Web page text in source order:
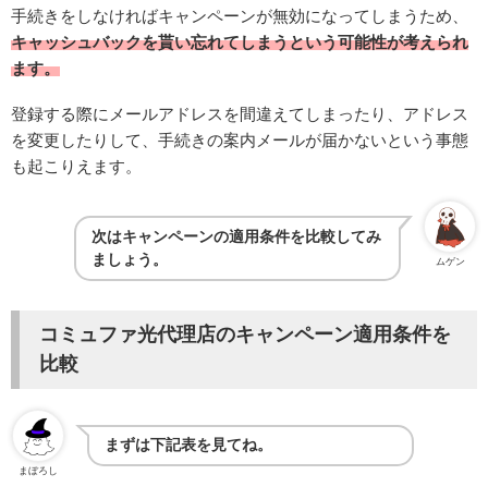
手続きをしなければキャンペーンが無効になってしまうため、
キャッシュバックを貰い忘れてしまうという可能性が考えられ
ます。
登録する際にメールアドレスを間違えてしまったり、アドレス
を変更したりして、手続きの案内メールが届かないという事態
も起こりえます。
ムゲン
次はキャンペーンの適用条件を比較してみ
ましょう。
コミュファ光代理店のキャンペーン適用条件を
比較
まぼろし
まずは下記表を見てね。